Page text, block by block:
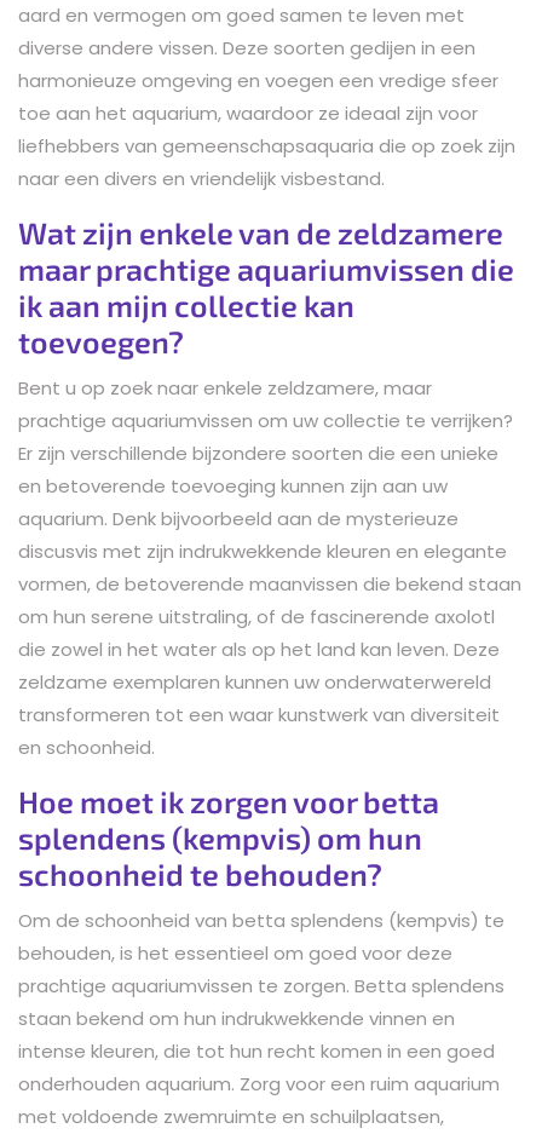
aard en vermogen om goed samen te leven met
diverse andere vissen. Deze soorten gedijen in een
harmonieuze omgeving en voegen een vredige sfeer
toe aan het aquarium, waardoor ze ideaal zijn voor
liefhebbers van gemeenschapsaquaria die op zoek zijn
naar een divers en vriendelijk visbestand.
Wat zijn enkele van de zeldzamere
maar prachtige aquariumvissen die
ik aan mijn collectie kan
toevoegen?
Bent u op zoek naar enkele zeldzamere, maar
prachtige aquariumvissen om uw collectie te verrijken?
Er zijn verschillende bijzondere soorten die een unieke
en betoverende toevoeging kunnen zijn aan uw
aquarium. Denk bijvoorbeeld aan de mysterieuze
discusvis met zijn indrukwekkende kleuren en elegante
vormen, de betoverende maanvissen die bekend staan
om hun serene uitstraling, of de fascinerende axolotl
die zowel in het water als op het land kan leven. Deze
zeldzame exemplaren kunnen uw onderwaterwereld
transformeren tot een waar kunstwerk van diversiteit
en schoonheid.
Hoe moet ik zorgen voor betta
splendens (kempvis) om hun
schoonheid te behouden?
Om de schoonheid van betta splendens (kempvis) te
behouden, is het essentieel om goed voor deze
prachtige aquariumvissen te zorgen. Betta splendens
staan bekend om hun indrukwekkende vinnen en
intense kleuren, die tot hun recht komen in een goed
onderhouden aquarium. Zorg voor een ruim aquarium
met voldoende zwemruimte en schuilplaatsen,